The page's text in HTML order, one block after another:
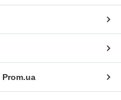
Prom.ua